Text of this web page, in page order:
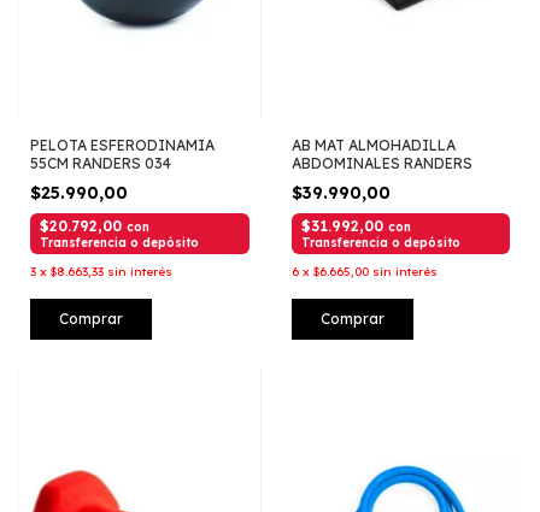
PELOTA ESFERODINAMIA
55CM RANDERS 034
$25.990,00
$20.792,00 con
Transferencia o depósito
3 x $8.663,33 sin interés
Comprar
AB MAT ALMOHADILLA
ABDOMINALES RANDERS
$39.990,00
$31.992,00 con
Transferencia o depósito
6 x $6.665,00 sin interés
Comprar